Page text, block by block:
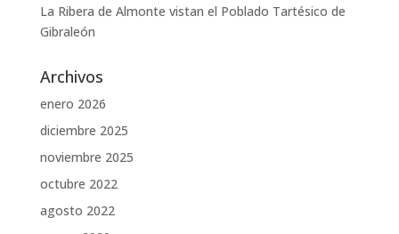
La Ribera de Almonte vistan el Poblado Tartésico de
Gibraleón
Archivos
enero 2026
diciembre 2025
noviembre 2025
octubre 2022
agosto 2022